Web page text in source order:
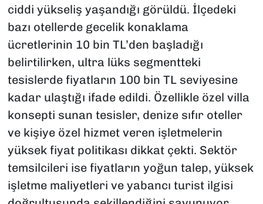
ciddi yükseliş yaşandığı görüldü. İlçedeki
bazı otellerde gecelik konaklama
ücretlerinin 10 bin TL’den başladığı
belirtilirken, ultra lüks segmentteki
tesislerde fiyatların 100 bin TL seviyesine
kadar ulaştığı ifade edildi. Özellikle özel villa
konsepti sunan tesisler, denize sıfır oteller
ve kişiye özel hizmet veren işletmelerin
yüksek fiyat politikası dikkat çekti. Sektör
temsilcileri ise fiyatların yoğun talep, yüksek
işletme maliyetleri ve yabancı turist ilgisi